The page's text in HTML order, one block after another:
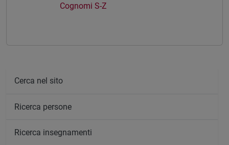
Cognomi S-Z
Cerca nel sito
Ricerca persone
Ricerca insegnamenti